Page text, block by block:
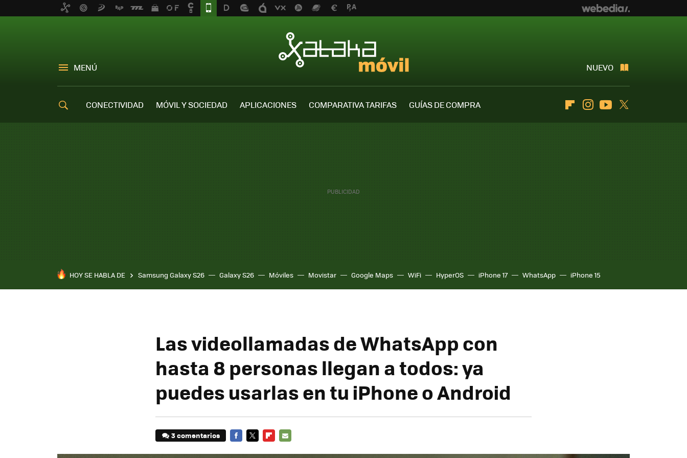
MENÚ NUEVO
CONECTIVIDAD MÓVIL Y SOCIEDAD APLICACIONES COMPARATIVA TARIFAS
GUÍAS DE COMPRA
FlipboardInstagramYoutube
HOY SE HABLA DE Samsung Galaxy S26 Galaxy S26 Móviles Movistar Google Maps WiFi HyperOS iPhone 17 WhatsApp iPhone 15
Las videollamadas de WhatsApp con
hasta 8 personas llegan a todos: ya
puedes usarlas en tu iPhone o Android
3 comentarios